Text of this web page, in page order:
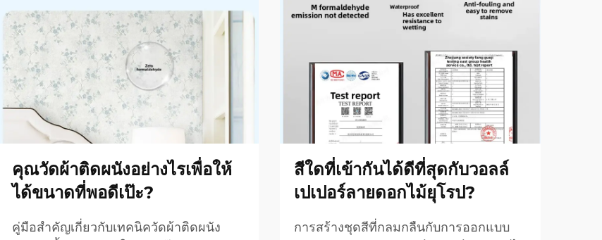
คุณวัดผ้าติดผนังอย่างไรเพื่อให้
ได้ขนาดที่พอดีเป๊ะ?
คู่มือสำคัญเกี่ยวกับเทคนิควัดผ้าติดผนัง
สีใดที่เข้ากันได้ดีที่สุดกับวอลล์
เปเปอร์ลายดอกไม้ยุโรป?
การสร้างชุดสีที่กลมกลืนกับการออกแบบ